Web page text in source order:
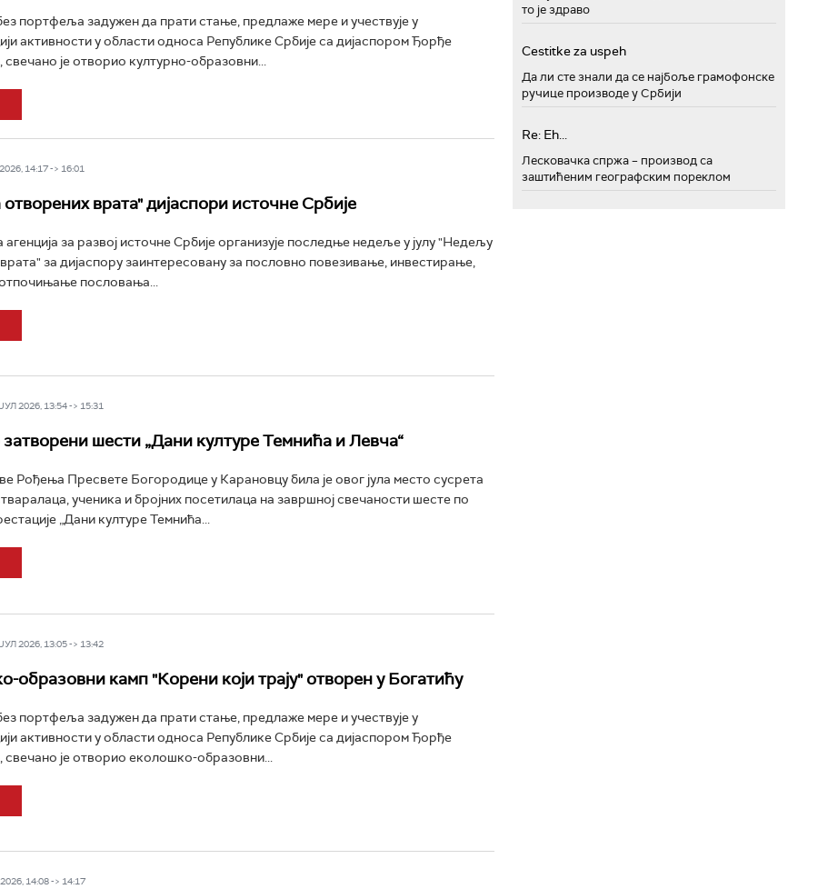
портфеља задужен да прати стање, предлаже мере и учествује у
активности у области односа Републике Србије са дијаспором Ђорђе
је отворио културно-образовни...
14:17 -> 16:01
врата" дијаспори источне Србије
агенција за развој источне Србије организује последње недеље у јулу "Недељу
за дијаспору заинтересовану за пословно повезивање, инвестирање,
пословања...
2026, 13:54 -> 15:31
шести „Дани културе Темнића и Левча“
Рођења Пресвете Богородице у Карановцу била је овог јула место сусрета
ученика и бројних посетилаца на завршној свечаности шесте по
„Дани културе Темнића...
2026, 13:05 -> 13:42
образовни камп "Корени који трају" отворен у Богатићу
портфеља задужен да прати стање, предлаже мере и учествује у
активности у области односа Републике Србије са дијаспором Ђорђе
свечано је отворио еколошко-образовни...
14:08 -> 14:17
то је здраво
Cestitke za uspeh
Да ли сте знали да се најбоље грамофонске
ручице производе у Србији
Re: Eh...
Лесковачка спржа – производ са
заштићеним географским пореклом